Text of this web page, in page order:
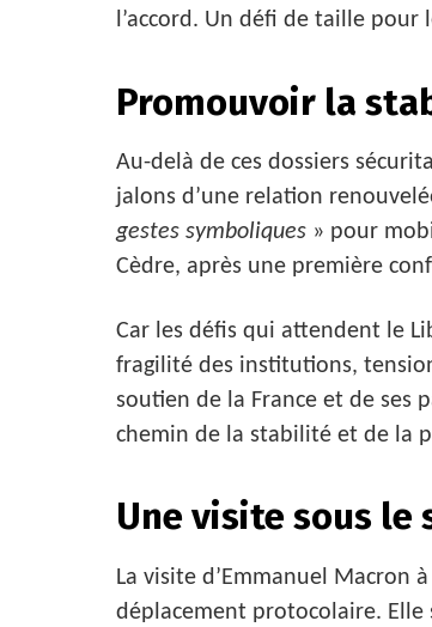
l’accord. Un défi de taille pour
Promouvoir la
Au-delà de ces dossiers
jalons d’une relation
gestes symboliques » pour
Cèdre, après une première
Car les défis qui attendent le
fragilité des institutions,
soutien de la France et de ses
chemin de la stabilité et de la
Une visite sous le
La visite d’Emmanuel Macron
déplacement protocolaire. Elle